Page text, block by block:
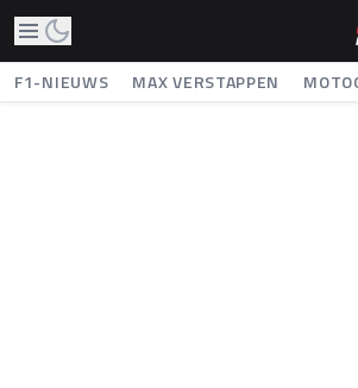
F1-NIEUWS MAX VERSTAPPEN